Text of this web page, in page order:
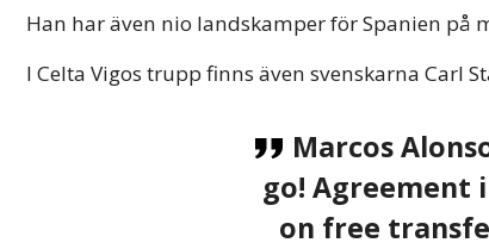
Han har även nio landskamper för Spanien på
I Celta Vigos trupp finns även svenskarna Carl
Marcos
go! Agreement
on free